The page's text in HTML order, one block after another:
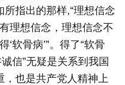
指出的那样,“理想信念
理想信念，理想信念不
‘软骨病’”。得了“软骨
信”无疑是关系到我国
，也是共产党人精神上